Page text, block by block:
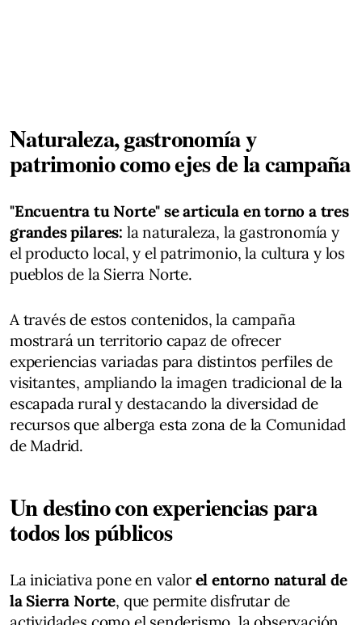
Naturaleza, gastronomía y
patrimonio como ejes de la campaña
"Encuentra tu Norte" se articula en torno a tres
grandes pilares: la naturaleza, la gastronomía y
el producto local, y el patrimonio, la cultura y los
pueblos de la Sierra Norte.
A través de estos contenidos, la campaña
mostrará un territorio capaz de ofrecer
experiencias variadas para distintos perfiles de
visitantes, ampliando la imagen tradicional de la
escapada rural y destacando la diversidad de
recursos que alberga esta zona de la Comunidad
de Madrid.
Un destino con experiencias para
todos los públicos
La iniciativa pone en valor el entorno natural de
la Sierra Norte, que permite disfrutar de